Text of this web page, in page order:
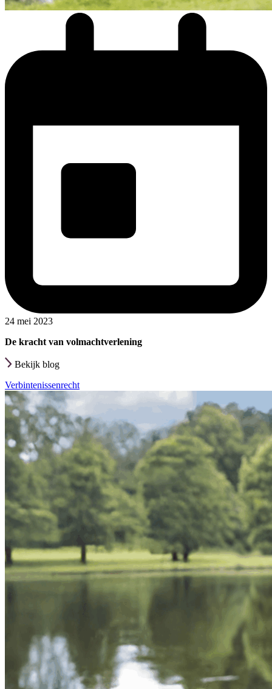
24 mei 2023
De kracht van volmachtverlening
Bekijk blog
Verbintenissenrecht